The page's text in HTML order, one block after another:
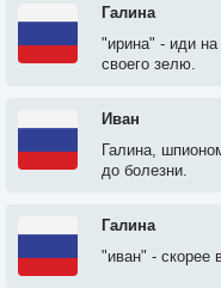
Галина
"ирина" - иди на
своего зелю.
Иван
Галина,
до болезни.
Галина
"иван" - скорее